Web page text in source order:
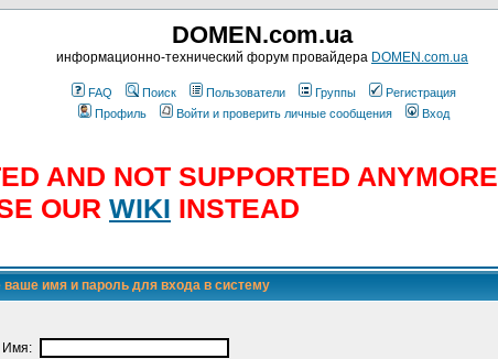
DOMEN.com.ua
информационно-технический форум провайдера DOMEN.com.ua
FAQ Поиск Пользователи Группы
Регистрация
Профиль
Войти и проверить личные сообщения Вход
AND NOT SUPPORTED ANYMORE
OUR WIKI INSTEAD
ваше имя и пароль для входа в систему
Имя: